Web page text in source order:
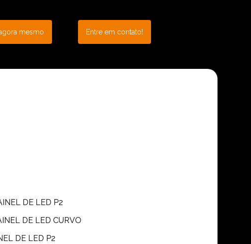
mesmo Entre em contato!
DE LED P2
DE LED CURVO
DE LED P2